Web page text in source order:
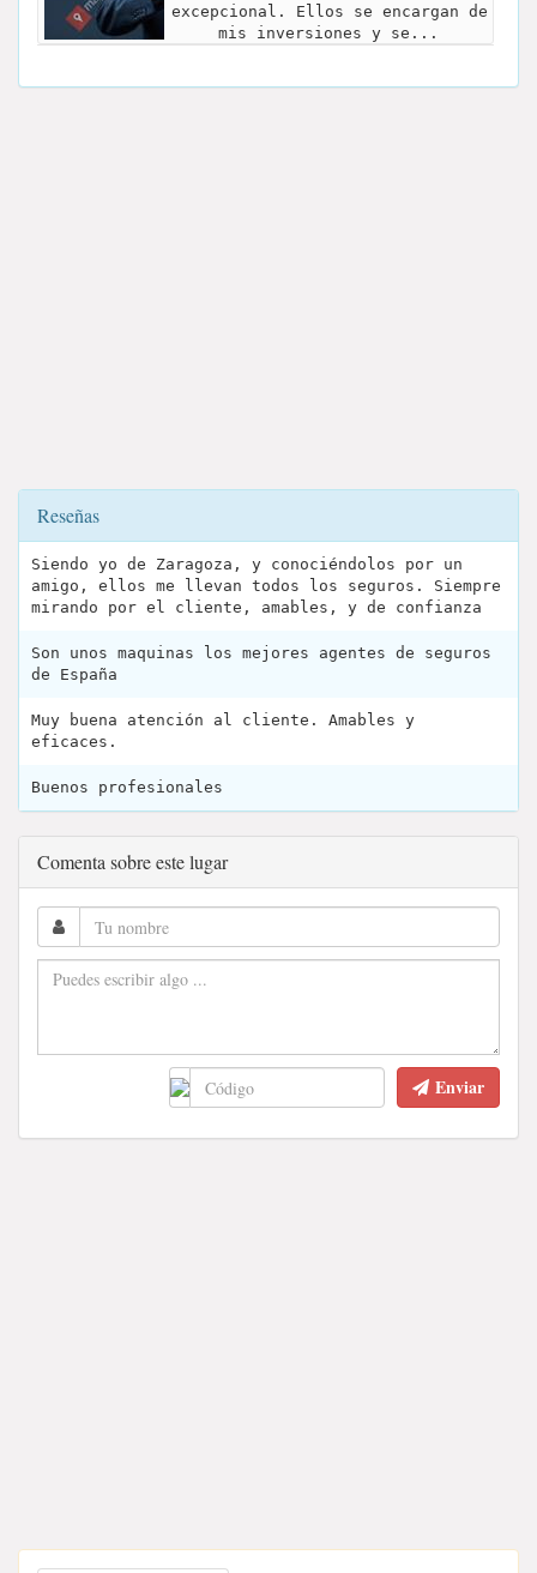
excepcional. Ellos se encargan de
mis inversiones y se...
Reseñas
Siendo yo de Zaragoza, y conociéndolos por un
amigo, ellos me llevan todos los seguros. Siempre
mirando por el cliente, amables, y de confianza
Son unos maquinas los mejores agentes de seguros
de España
Muy buena atención al cliente. Amables y
eficaces.
Buenos profesionales
Comenta sobre este lugar
Enviar